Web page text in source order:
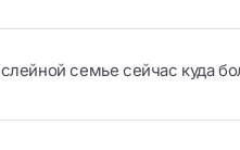
семье сейчас куда